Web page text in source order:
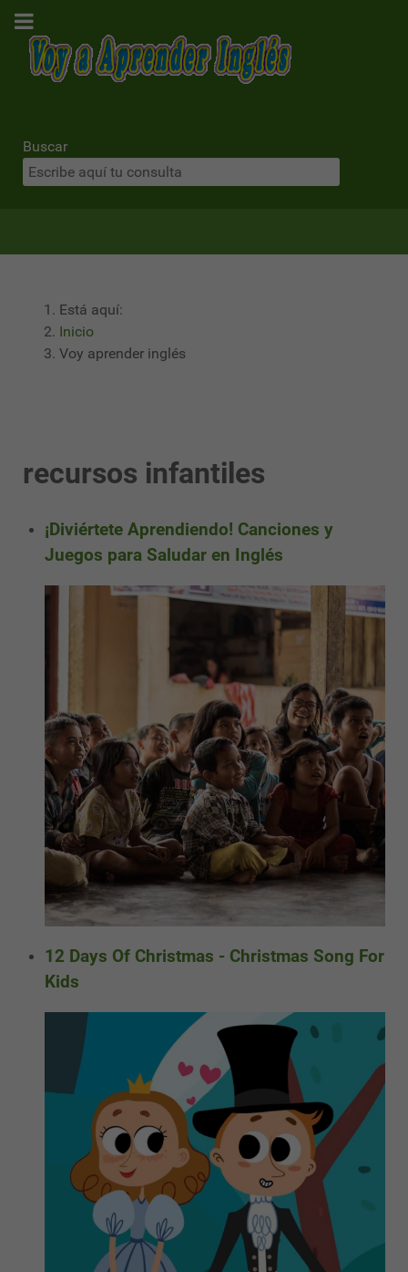
Buscar
Está aquí:
Inicio
Voy aprender inglés
recursos infantiles
¡Diviértete Aprendiendo! Canciones y
Juegos para Saludar en Inglés
12 Days Of Christmas - Christmas Song For
Kids